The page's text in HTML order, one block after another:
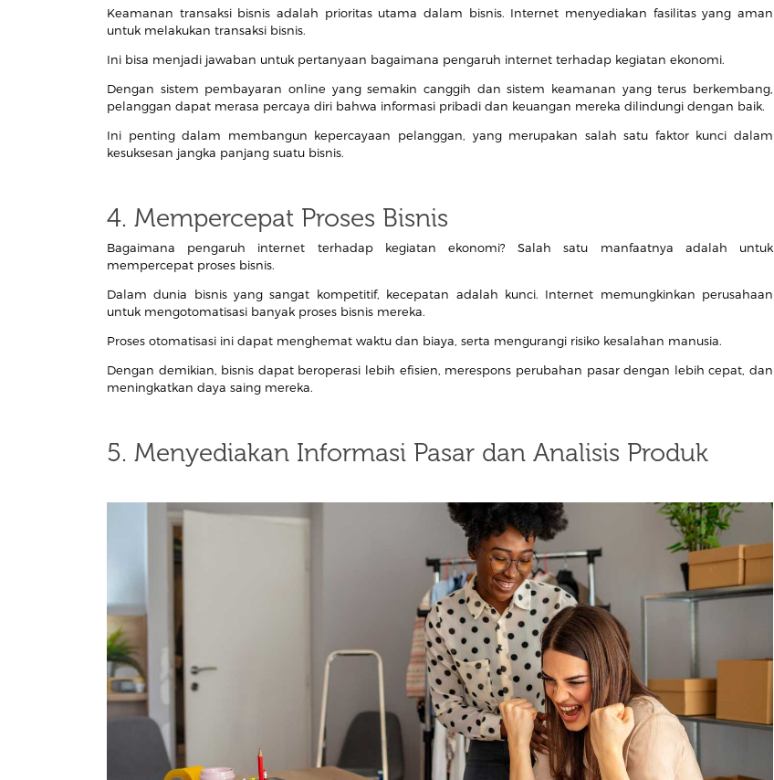
Keamanan transaksi bisnis adalah prioritas utama dalam bisnis. Internet menyediakan fasilitas yang aman
untuk melakukan transaksi bisnis.
Ini bisa menjadi jawaban untuk pertanyaan bagaimana pengaruh internet terhadap kegiatan ekonomi.
Dengan sistem pembayaran online yang semakin canggih dan sistem keamanan yang terus berkembang,
pelanggan dapat merasa percaya diri bahwa informasi pribadi dan keuangan mereka dilindungi dengan baik.
Ini penting dalam membangun kepercayaan pelanggan, yang merupakan salah satu faktor kunci dalam
kesuksesan jangka panjang suatu bisnis.
4. Mempercepat Proses Bisnis
Bagaimana pengaruh internet terhadap kegiatan ekonomi? Salah satu manfaatnya adalah untuk
mempercepat proses bisnis.
Dalam dunia bisnis yang sangat kompetitif, kecepatan adalah kunci. Internet memungkinkan perusahaan
untuk mengotomatisasi banyak proses bisnis mereka.
Proses otomatisasi ini dapat menghemat waktu dan biaya, serta mengurangi risiko kesalahan manusia.
Dengan demikian, bisnis dapat beroperasi lebih efisien, merespons perubahan pasar dengan lebih cepat, dan
meningkatkan daya saing mereka.
5. Menyediakan Informasi Pasar dan Analisis Produk